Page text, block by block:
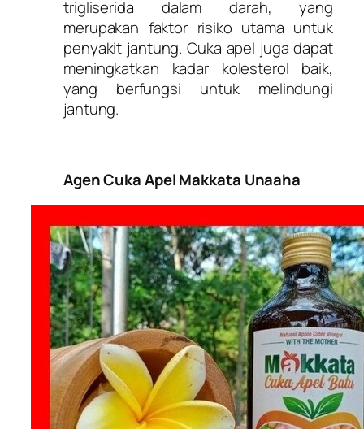
trigliserida dalam darah, yang
merupakan faktor risiko utama untuk
penyakit jantung. Cuka apel juga dapat
meningkatkan kadar kolesterol baik,
yang berfungsi untuk melindungi
jantung.
Agen Cuka Apel Makkata Unaaha